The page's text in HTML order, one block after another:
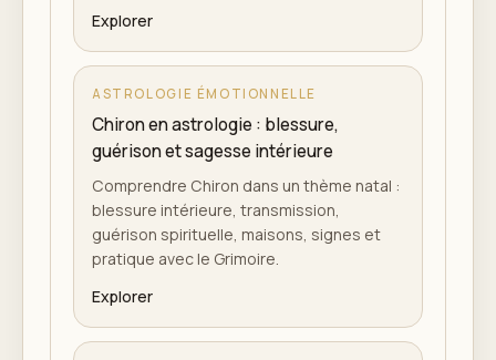
Explorer
ASTROLOGIE ÉMOTIONNELLE
Chiron en astrologie : blessure,
guérison et sagesse intérieure
Comprendre Chiron dans un thème natal :
blessure intérieure, transmission,
guérison spirituelle, maisons, signes et
pratique avec le Grimoire.
Explorer